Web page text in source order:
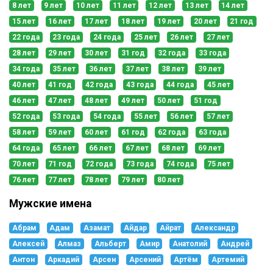
8 лет
9 лет 10 лет 11 лет 12 лет 13 лет
14 лет
15 лет
16 лет 17 лет 18 лет 19 лет 20 лет
21 год
22 года
23 года 24 года 25 лет 26 лет
27 лет
28 лет
29 лет 30 лет 31 год 32 года
33 года
34 года
35 лет 36 лет 37 лет 38 лет
39 лет
40 лет
41 год 42 года 43 года 44 года
45 лет
46 лет
47 лет 48 лет 49 лет 50 лет
51 год
52 года
53 года 54 года 55 лет 56 лет
57 лет
58 лет
59 лет 60 лет 61 год 62 года
63 года
64 года
65 лет 66 лет 67 лет 68 лет
69 лет
70 лет
71 год 72 года 73 года 74 года
75 лет
76 лет
77 лет 78 лет 79 лет 80 лет
Мужские имена
Абрам Адам Азамат Айдар Айрат
Александр
Алексей
Алмаз Альберт Амир Анатолий
Андрей
Антон
Аркадий Арсен Арсений Артём
Артемий